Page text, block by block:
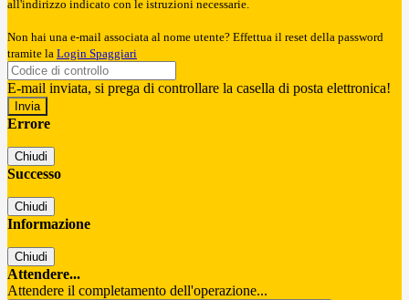
all'indirizzo indicato con le istruzioni necessarie.
Non hai una e-mail associata al nome utente? Effettua il reset della password
tramite la Login Spaggiari
E-mail inviata, si prega di controllare la casella di posta elettronica!
Errore
Chiudi
Successo
Chiudi
Informazione
Chiudi
Attendere...
Attendere il completamento dell'operazione...